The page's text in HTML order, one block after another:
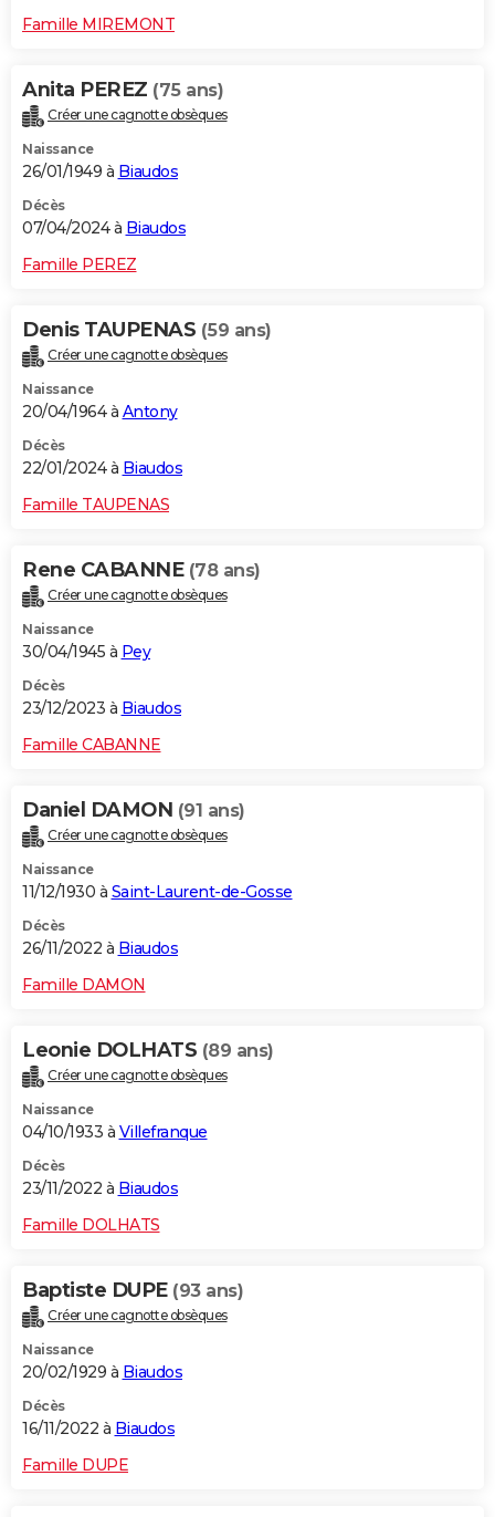
Famille MIREMONT
Anita PEREZ (75 ans)
Créer une cagnotte obsèques
Naissance
26/01/1949 à Biaudos
Décès
07/04/2024 à Biaudos
Famille PEREZ
Denis TAUPENAS (59 ans)
Créer une cagnotte obsèques
Naissance
20/04/1964 à Antony
Décès
22/01/2024 à Biaudos
Famille TAUPENAS
Rene CABANNE (78 ans)
Créer une cagnotte obsèques
Naissance
30/04/1945 à Pey
Décès
23/12/2023 à Biaudos
Famille CABANNE
Daniel DAMON (91 ans)
Créer une cagnotte obsèques
Naissance
11/12/1930 à Saint-Laurent-de-Gosse
Décès
26/11/2022 à Biaudos
Famille DAMON
Leonie DOLHATS (89 ans)
Créer une cagnotte obsèques
Naissance
04/10/1933 à Villefranque
Décès
23/11/2022 à Biaudos
Famille DOLHATS
Baptiste DUPE (93 ans)
Créer une cagnotte obsèques
Naissance
20/02/1929 à Biaudos
Décès
16/11/2022 à Biaudos
Famille DUPE